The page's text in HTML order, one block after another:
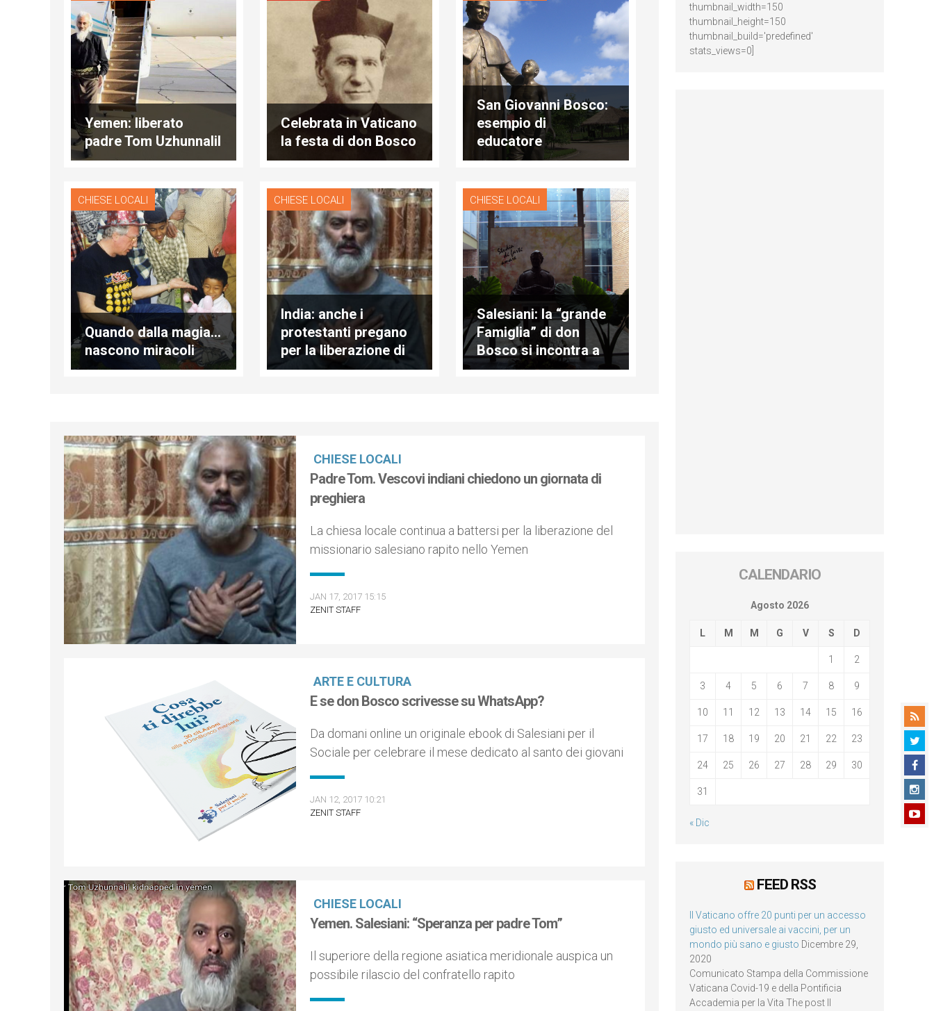
Yemen: liberato
padre Tom Uzhunnalil
Celebrata in Vaticano
la festa di don Bosco
San Giovanni Bosco:
esempio di
educatore
CHIESE LOCALI
Quando dalla magia…
nascono miracoli
CHIESE LOCALI
India: anche i
protestanti pregano
per la liberazione di
padre Tom
CHIESE LOCALI
Salesiani: la “grande
Famiglia” di don
Bosco si incontra a
Roma
CHIESE LOCALI
Padre Tom. Vescovi indiani chiedono un giornata di
preghiera
La chiesa locale continua a battersi per la liberazione del
missionario salesiano rapito nello Yemen
JAN 17, 2017 15:15
ZENIT STAFF
ARTE E CULTURA
E se don Bosco scrivesse su WhatsApp?
Da domani online un originale ebook di Salesiani per il
Sociale per celebrare il mese dedicato al santo dei giovani
JAN 12, 2017 10:21
ZENIT STAFF
CHIESE LOCALI
Yemen. Salesiani: “Speranza per padre Tom”
Il superiore della regione asiatica meridionale auspica un
possibile rilascio del confratello rapito
thumbnail_width=150
thumbnail_height=150
thumbnail_build='predefined'
stats_views=0]
CALENDARIO
Agosto 2026
L M M G V S D
1 2
3 4 5 6 7 8 9
10 11 12 13 14 15 16
17 18 19 20 21 22 23
24 25 26 27 28 29 30
31
« Dic
FEED RSS
Il Vaticano offre 20 punti per un accesso
giusto ed universale ai vaccini, per un
mondo più sano e giusto Dicembre 29,
2020
Comunicato Stampa della Commissione
Vaticana Covid-19 e della Pontificia
Accademia per la Vita The post Il